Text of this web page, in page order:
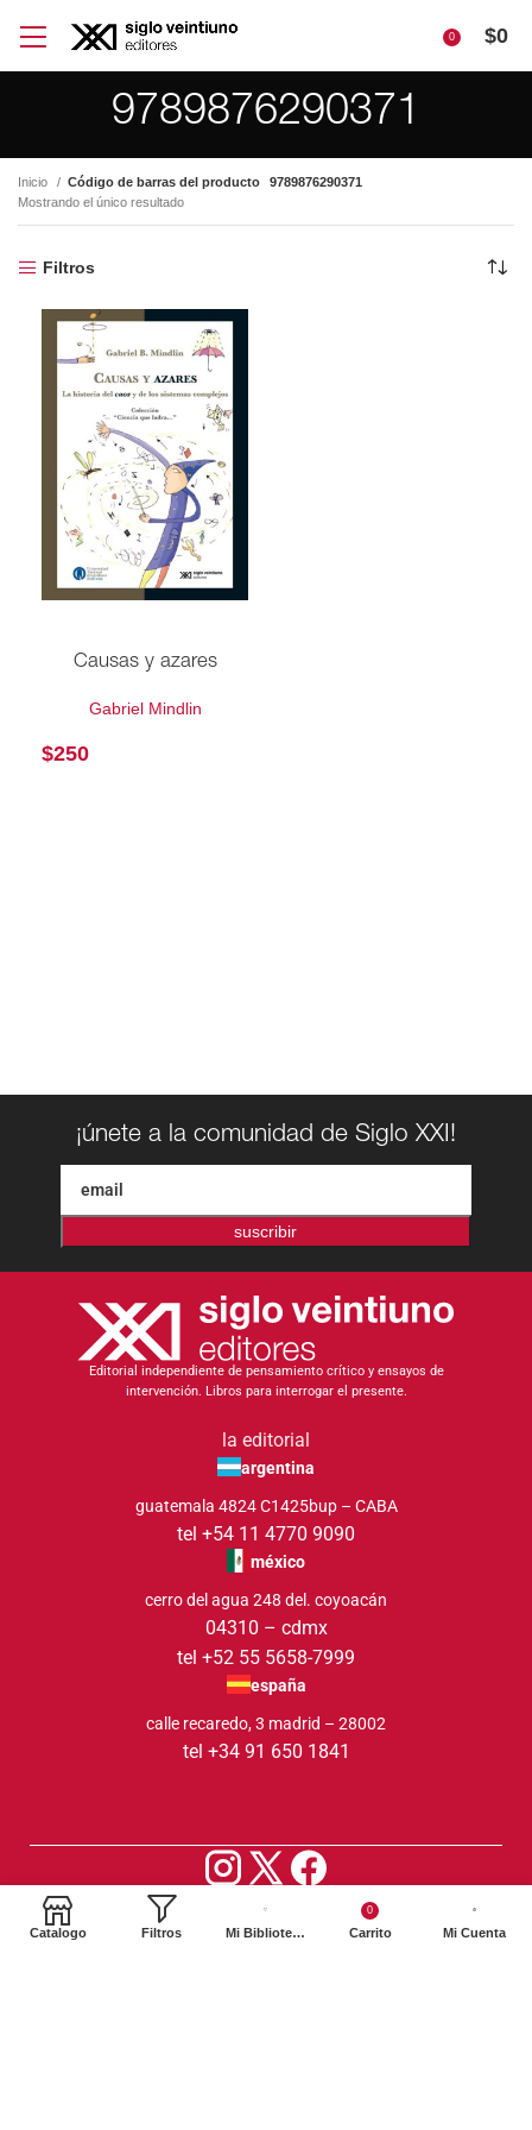
0 $0
9789876290371
Inicio Código de barras del producto
9789876290371
Mostrando el único resultado
Filtros
Causas y azares
Gabriel Mindlin
$250
¡únete a la comunidad de Siglo XXI!
suscribir
Editorial independiente de pensamiento crítico y ensayos de
intervención. Libros para interrogar el presente.
la editorial
argentina
guatemala 4824 C1425bup – CABA
tel +54 11 4770 9090
méxico
cerro del agua 248 del. coyoacán
04310 – cdmx
tel +52 55 5658-7999
españa
calle recaredo, 3 madrid – 28002
tel +34 91 650 1841
2024. Siglo XXI Editores Argentina ©️. Todos los derechos
reservados
Catalogo Filtros Mi Biblioteca
0
Carrito Mi Cuenta